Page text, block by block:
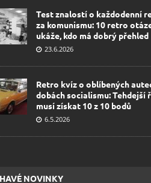
Test znalostí o každodenní
za komunismu: 10 retro
ukáže, kdo má dobrý přehled
23.6.2026
Retro kvíz o oblíbených
dobách socialismu: Tehdejší
musí získat 10 z 10 bodů
6.5.2026
NOVINKY